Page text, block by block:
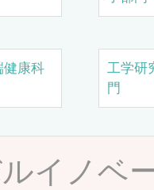
康科
工学研
門
イノベ